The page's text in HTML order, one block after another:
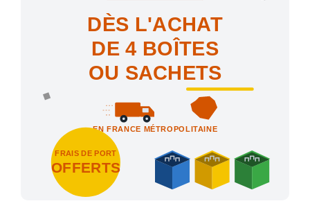
DÈS L'ACHAT
DE 4 BOÎTES
OU SACHETS
EN FRANCE MÉTROPOLITAINE
FRAIS DE PORT
OFFERTS